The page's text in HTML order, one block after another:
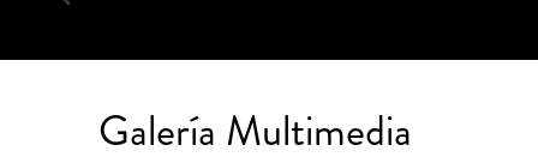
Galería Multimedia